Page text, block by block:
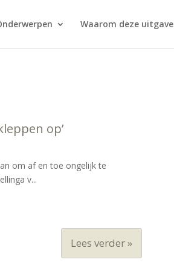
Waarom deze uitgave
op’
om af en toe ongelijk te
v...
Lees verder »